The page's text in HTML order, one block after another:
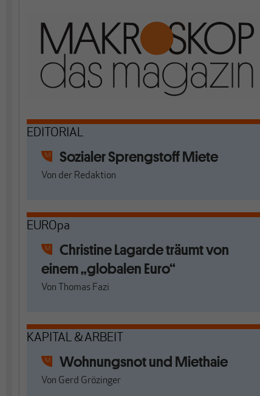
EDITORIAL
Sozialer Sprengstoff Miete
Von der Redaktion
EUROpa
Christine Lagarde träumt von
einem „globalen Euro“
Von Thomas Fazi
KAPITAL & ARBEIT
Wohnungsnot und Miethaie
Von Gerd Grözinger